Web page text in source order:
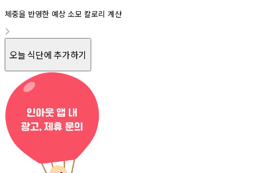
체중을 반영한 예상 소모 칼로리 계산
오늘 식단에 추가하기